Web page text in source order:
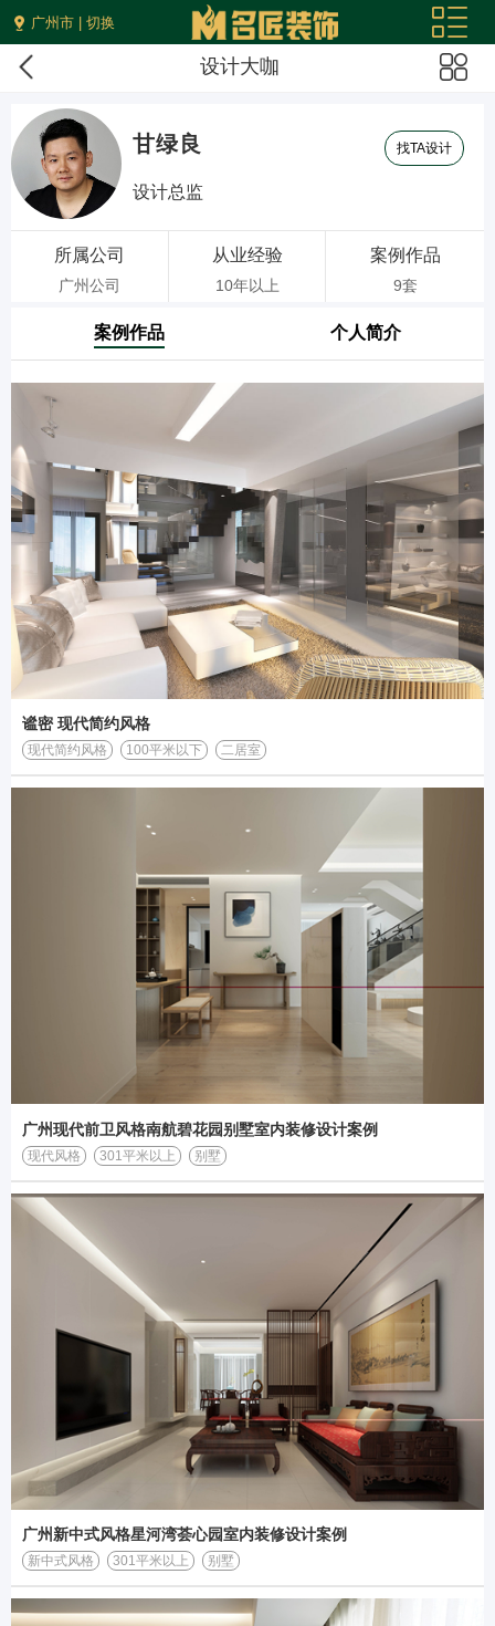
广州市 | 切换
设计大咖
甘绿良
设计总监
找TA设计
所属公司
广州公司
从业经验
10年以上
案例作品
9套
案例作品 个人简介
谧密 现代简约风格
现代简约风格 100平米以下 二居室
广州现代前卫风格南航碧花园别墅室内装修设计案例
现代风格 301平米以上 别墅
广州新中式风格星河湾荟心园室内装修设计案例
新中式风格 301平米以上 别墅